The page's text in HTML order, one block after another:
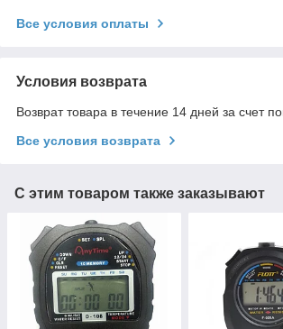
Все условия оплаты
Условия возврата
Возврат товара в течение 14 дней за счет
Все условия возврата
С этим товаром также заказывают